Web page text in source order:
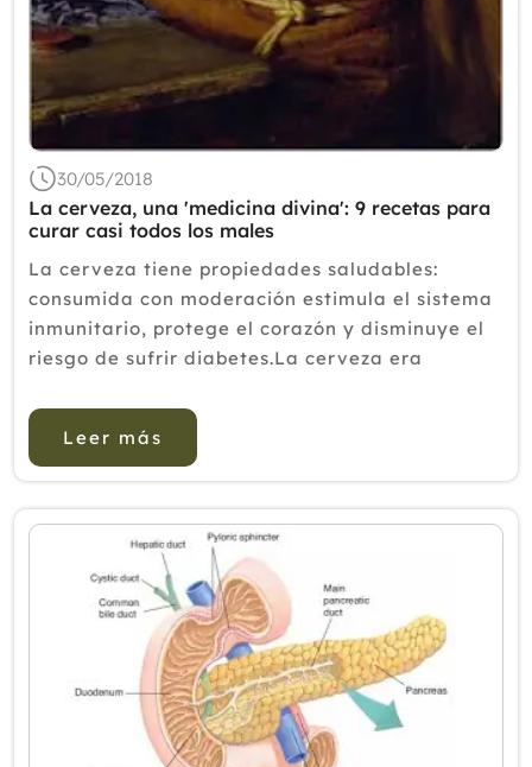
2015
2013
2012
30/05/2018
La cerveza, una 'medicina divina': 9 recetas para
curar casi todos los males
La cerveza tiene propiedades saludables:
consumida con moderación estimula el sistema
inmunitario, protege el corazón y disminuye el
riesgo de sufrir diabetes.La cerveza era
medicina tradicional europea.En la Edad Media,
los monjes se fortalecían con el l...
Leer más